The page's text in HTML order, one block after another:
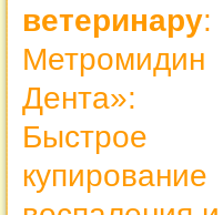
ветеринару:
Метромидин
Дента»:
Быстрое
купирование